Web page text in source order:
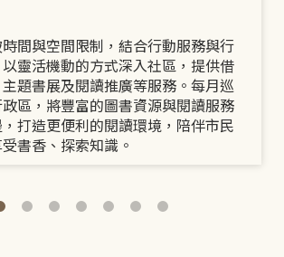
間與空間限制，結合行動服務與行
靈活機動的方式深入社區，提供借
題書展及閱讀推廣等服務。每月巡
區，將豐富的圖書資源與閱讀服務
打造更便利的閱讀環境，陪伴市民
書香、探索知識。